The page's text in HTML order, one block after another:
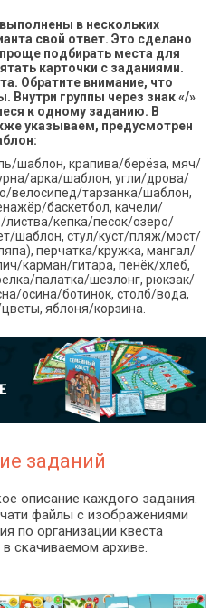
в нескольких
свой ответ. Это сделано
подбирать места для
карточки с заданиями.
Обратите внимание, что
Внутри группы через знак «/»
к одному заданию. В
указываем, предусмотрен
шаблон, крапива/берёза, мяч/
арка/шаблон, угли/дрова/
велосипед/тарзанка/шаблон,
баскетбол, качели/
листва/кепка/песок/озеро/
шаблон, стул/куст/пляж/мост/
перчатка/кружка, мангал/
карман/гитара, пенёк/хлеб,
палатка/шезлонг, рюкзак/
осина/ботинок, столб/вода,
яблоня/корзина.
заданий
описание каждого задания.
файлы с изображениями
по организации квеста
скачиваемом архиве.